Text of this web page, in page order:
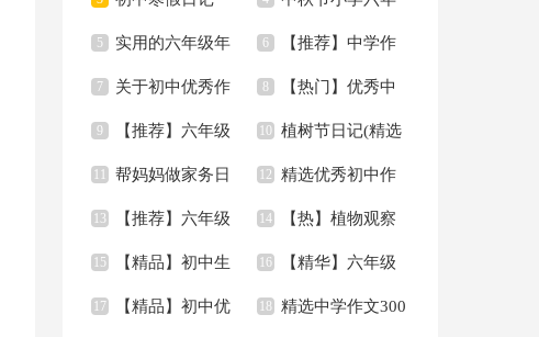
【热】 级作文
5 实用的六年级年
的作文300字6篇
6 【推荐】中学作
文3篇
7 关于初中优秀作
文汇编10篇
8 【热门】优秀中
学作文九篇
9 【推荐】六年级
年的作文300字8篇
10 植树节日记(精选
15篇)
11 帮妈妈做家务日
记通用15篇
12 精选优秀初中作
文集锦9篇
13 【推荐】六年级
作文300字汇编9篇
14 【热】植物观察
日记
15 【精品】初中生
作文4篇
16 【精华】六年级
的作文集合5篇
17 【精品】初中优 18 精选中学作文300